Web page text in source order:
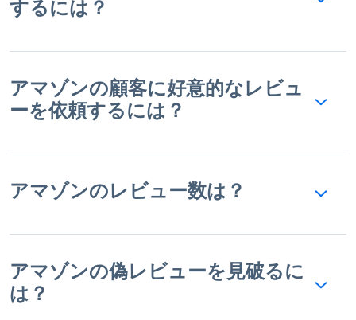
するには？
アマゾンの顧客に好意的なレビュ
ーを依頼するには？
アマゾンのレビュー数は？
アマゾンの偽レビューを見破るに
は？